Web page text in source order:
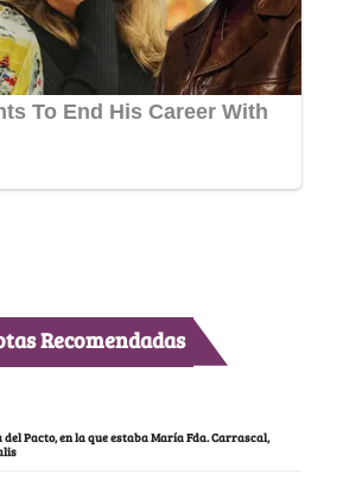
Recomendadas
Pacto, en la que estaba María Fda. Carrascal,